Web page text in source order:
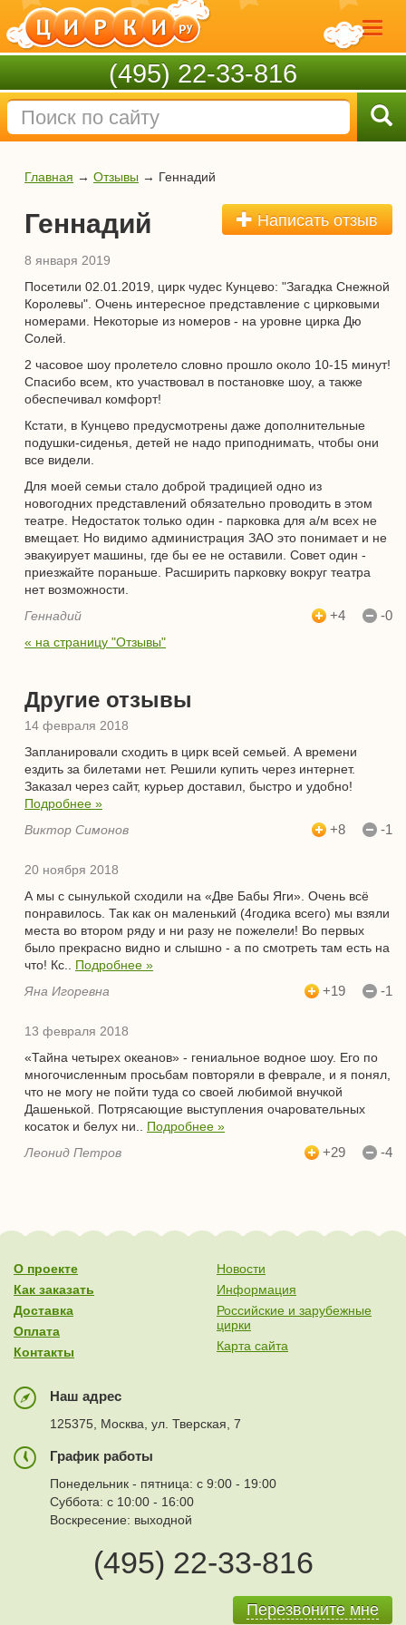
(495) 22-33-816
Главная → Отзывы → Геннадий
Написать отзыв
Геннадий
8 января 2019
Посетили 02.01.2019, цирк чудес Кунцево: "Загадка Снежной
Королевы". Очень интересное представление с цирковыми
номерами. Некоторые из номеров - на уровне цирка Дю
Солей.
2 часовое шоу пролетело словно прошло около 10-15 минут!
Спасибо всем, кто участвовал в постановке шоу, а также
обеспечивал комфорт!
Кстати, в Кунцево предусмотрены даже дополнительные
подушки-сиденья, детей не надо приподнимать, чтобы они
все видели.
Для моей семьи стало доброй традицией одно из
новогодних представлений обязательно проводить в этом
театре. Недостаток только один - парковка для а/м всех не
вмещает. Но видимо администрация ЗАО это понимает и не
эвакуирует машины, где бы ее не оставили. Совет один -
приезжайте пораньше. Расширить парковку вокруг театра
нет возможности.
Геннадий
+4 -0
« на страницу "Отзывы"
Другие отзывы
14 февраля 2018
Запланировали сходить в цирк всей семьей. А времени
ездить за билетами нет. Решили купить через интернет.
Заказал через сайт, курьер доставил, быстро и удобно!
Подробнее »
Виктор Симонов
+8 -1
20 ноября 2018
А мы с сынулькой сходили на «Две Бабы Яги». Очень всё
понравилось. Так как он маленький (4годика всего) мы взяли
места во втором ряду и ни разу не пожелели! Во первых
было прекрасно видно и слышно - а по смотреть там есть на
что! Кс.. Подробнее »
Яна Игоревна
+19 -1
13 февраля 2018
«Тайна четырех океанов» - гениальное водное шоу. Его по
многочисленным просьбам повторяли в феврале, и я понял,
что не могу не пойти туда со своей любимой внучкой
Дашенькой. Потрясающие выступления очаровательных
косаток и белух ни.. Подробнее »
Леонид Петров
+29 -4
О проекте
Как заказать
Доставка
Оплата
Контакты
Новости
Информация
Российские и зарубежные
цирки
Карта сайта
Наш адрес
125375, Москва, ул. Тверская, 7
График работы
Понедельник - пятница: с 9:00 - 19:00
Суббота: с 10:00 - 16:00
Воскресение: выходной
(495) 22-33-816
Перезвоните мне